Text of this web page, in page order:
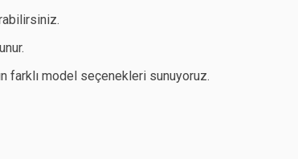
farklı model seçenekleri sunuyoruz.